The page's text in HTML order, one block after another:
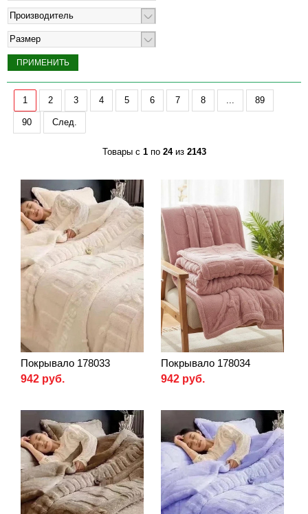
Производитель
Размер
1 2 3 4 5 6 7 8 ... 89
90 След.
Товары с 1по 24из 2143
Покрывало 178033
942 руб.
Покрывало 178034
942 руб.